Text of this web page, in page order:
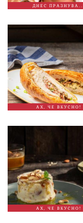
ДНЕС ПРАЗНУВА...
АХ, ЧЕ ВКУСНО!
АХ, ЧЕ ВКУСНО!